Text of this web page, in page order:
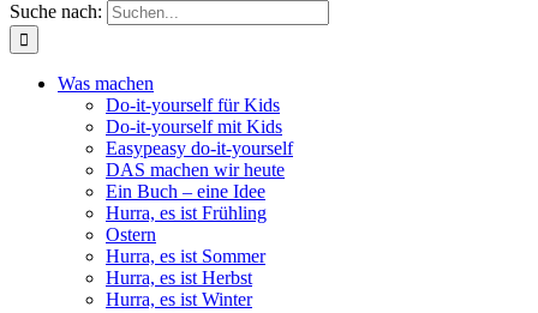
Suche nach:
Was machen
Do-it-yourself für Kids
Do-it-yourself mit Kids
Easypeasy do-it-yourself
DAS machen wir heute
Ein Buch – eine Idee
Hurra, es ist Frühling
Ostern
Hurra, es ist Sommer
Hurra, es ist Herbst
Hurra, es ist Winter